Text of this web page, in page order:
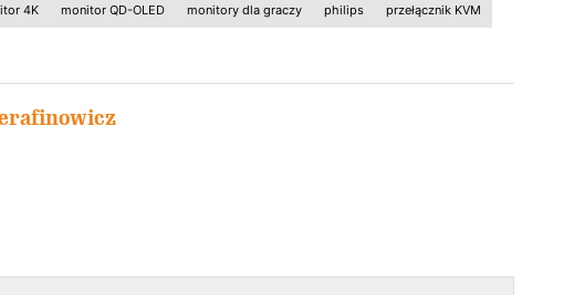
4K monitor QD-OLED monitory dla graczy philips przełącznik KVM